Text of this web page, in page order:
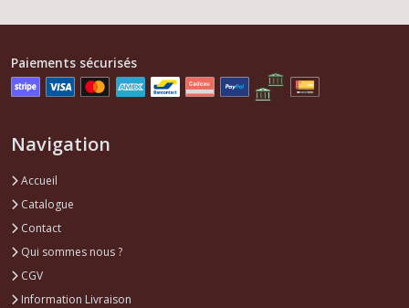
(1)
lubrification
moteur
106
(1)
torique
spi
Paiements sécurisés
Navigation
Accueil
Catalogue
Contact
Qui sommes nous ?
CGV
Information Livraison